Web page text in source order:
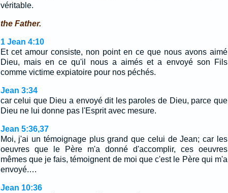
véritable.
the Father.
1 Jean 4:10
Et cet amour consiste, non point en ce que nous avons aimé
Dieu, mais en ce qu'il nous a aimés et a envoyé son Fils
comme victime expiatoire pour nos péchés.
Jean 3:34
car celui que Dieu a envoyé dit les paroles de Dieu, parce que
Dieu ne lui donne pas l'Esprit avec mesure.
Jean 5:36,37
Moi, j'ai un témoignage plus grand que celui de Jean; car les
oeuvres que le Père m'a donné d'accomplir, ces oeuvres
mêmes que je fais, témoignent de moi que c'est le Père qui m'a
envoyé.…
Jean 10:36